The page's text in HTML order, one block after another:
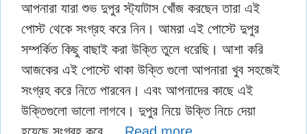
আপনারা যারা শুভ দুপুর স্ট্যাটাস খোঁজ করছেন তারা এই
পোস্ট থেকে সংগ্রহ করে নিন। আমরা এই পোস্টে দুপুর
সম্পর্কিত কিছু বাছাই করা উক্তি তুলে ধরেছি। আশা করি
আজকের এই পোস্টে থাকা উক্তি গুলো আপনারা খুব সহজেই
সংগ্রহ করে নিতে পারবেন। এবং আপনাদের কাছে এই
উক্তিগুলো ভালো লাগবে। দুপুর নিয়ে উক্তি নিচে দেয়া